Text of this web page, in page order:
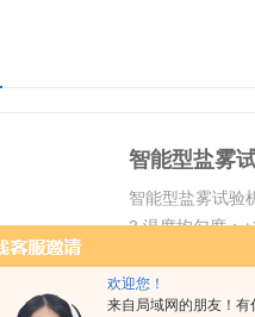
欢迎您！
来自局域网的朋友！有
智能型盐雾
智能型盐雾试
3.温度均匀度：
更新时间：